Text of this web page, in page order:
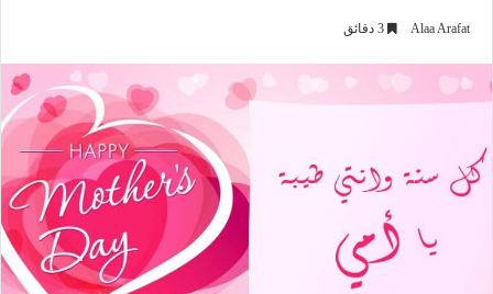
Alaa Arafat